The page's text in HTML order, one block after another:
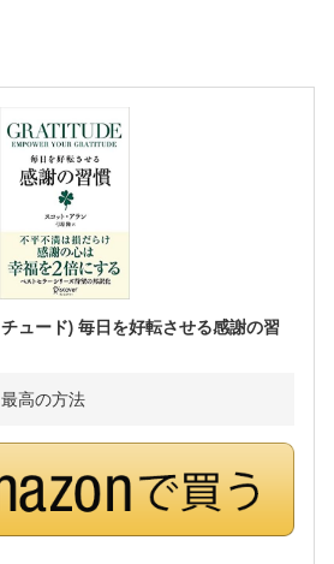
ュード) 毎日を好転させる感謝の習
高の方法